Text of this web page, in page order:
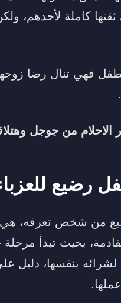
ثقتها كاملة لأحدهم،
فهي تنال رضا
من جوجل
رضيع
من شخص تعرفه،
بحيث تبدأ
بنفسها، دليل